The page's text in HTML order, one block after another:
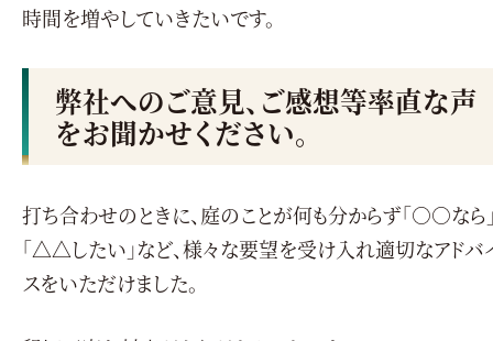
時間を増やしていきたいです。
弊社へのご意見、ご感想等率直な声
をお聞かせください。
打ち合わせのときに、庭のことが何も分からず「○○なら
「△△したい」など、様々な要望を受け入れ適切なアドバ
スをいただけました。